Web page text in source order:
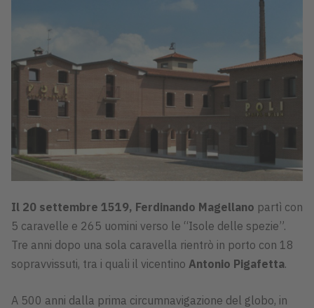
Il 20 settembre 1519, Ferdinando Magellano partì con
5 caravelle e 265 uomini verso le “Isole delle spezie”.
Tre anni dopo una sola caravella rientrò in porto con 18
sopravvissuti, tra i quali il vicentino Antonio Pigafetta.
A 500 anni dalla prima circumnavigazione del globo, in